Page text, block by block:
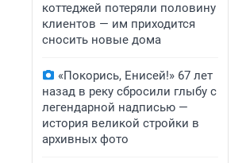
коттеджей потеряли половину
клиентов — им приходится
сносить новые дома
«Покорись, Енисей!» 67 лет
назад в реку сбросили глыбу с
легендарной надписью —
история великой стройки в
архивных фото